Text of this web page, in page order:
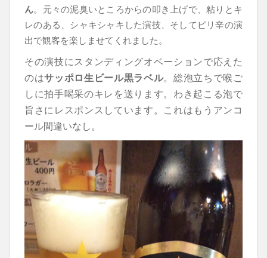
ん。元々の泥臭いところからの叩き上げで、粘りとキ
レのある、シャキシャキした演技、そしてピリ辛の演
出で観客を楽しませてくれました。
その演技にスタンディングオベーションで応えた
のはサッポロ生ビール黒ラベル。総泡立ちで喉ご
しに拍手喝采のキレを送ります。わき起こる泡で
旨さにレスポンスしています。これはもうアンコ
ール間違いなし。